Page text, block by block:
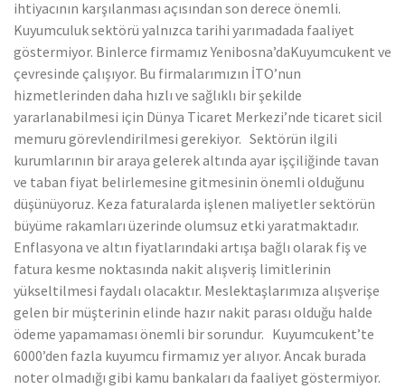
ihtiyacının karşılanması açısından son derece önemli.
Kuyumculuk sektörü yalnızca tarihi yarımadada faaliyet
göstermiyor. Binlerce firmamız Yenibosna’daKuyumcukent ve
çevresinde çalışıyor. Bu firmalarımızın İTO’nun
hizmetlerinden daha hızlı ve sağlıklı bir şekilde
yararlanabilmesi için Dünya Ticaret Merkezi’nde ticaret sicil
memuru görevlendirilmesi gerekiyor. Sektörün ilgili
kurumlarının bir araya gelerek altında ayar işçiliğinde tavan
ve taban fiyat belirlemesine gitmesinin önemli olduğunu
düşünüyoruz. Keza faturalarda işlenen maliyetler sektörün
büyüme rakamları üzerinde olumsuz etki yaratmaktadır.
Enflasyona ve altın fiyatlarındaki artışa bağlı olarak fiş ve
fatura kesme noktasında nakit alışveriş limitlerinin
yükseltilmesi faydalı olacaktır. Meslektaşlarımıza alışverişe
gelen bir müşterinin elinde hazır nakit parası olduğu halde
ödeme yapamaması önemli bir sorundur. Kuyumcukent’te
6000’den fazla kuyumcu firmamız yer alıyor. Ancak burada
noter olmadığı gibi kamu bankaları da faaliyet göstermiyor.